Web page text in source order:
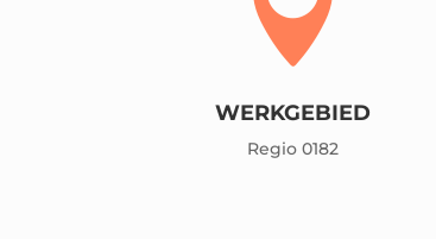
WERKGEBIED
Regio 0182